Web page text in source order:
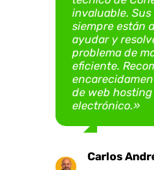
invaluable.
siempre están
ayudar y
problema de
eficiente.
de web
electrónico.»
Carlos
Emilia
Ruiz
,
Juan C.
Castillo E.
Mauricio
Uribe
,
Guzmán
sitio web ha
experiencia
exitosa»
Edgar
Andrés
Neira
,